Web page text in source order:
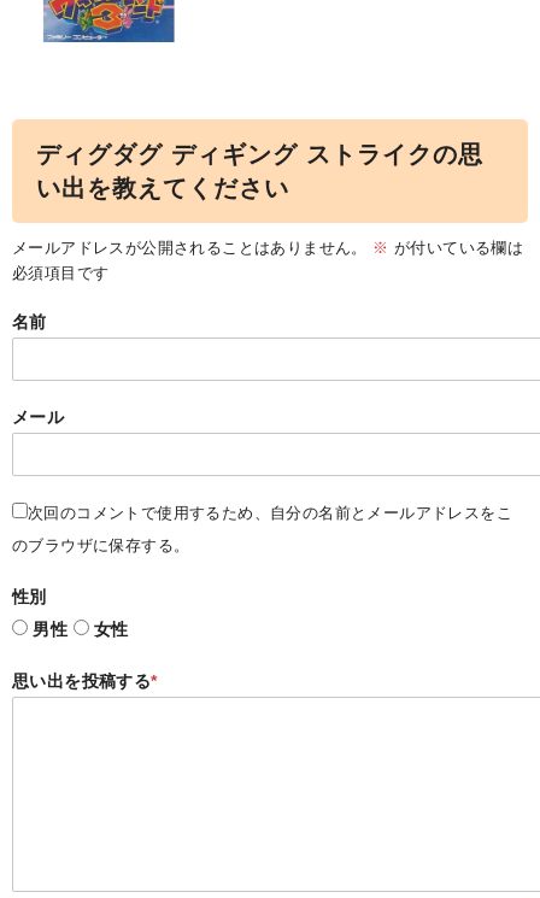
ディグダグ ディギング ストライクの思
い出を教えてください
メールアドレスが公開されることはありません。 ※ が付いている欄は
必須項目です
名前
メール
次回のコメントで使用するため、自分の名前とメールアドレスをこ
のブラウザに保存する。
性別
男性
女性
思い出を投稿する*